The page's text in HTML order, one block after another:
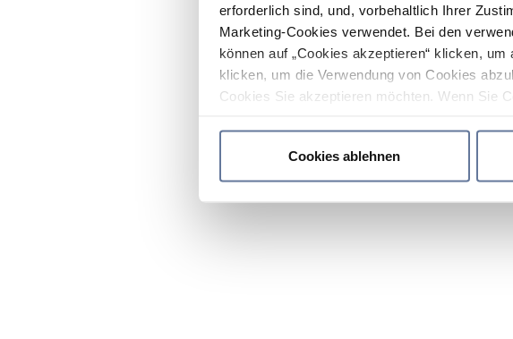
erforderlich sind, und, vorbehaltlich Ihrer
Marketing-Cookies verwendet. Bei den
können auf „Cookies akzeptieren“ klicken,
klicken, um die Verwendung von Cookies
Cookies Sie akzeptieren möchten. Wenn Sie
Cookies ablehnen